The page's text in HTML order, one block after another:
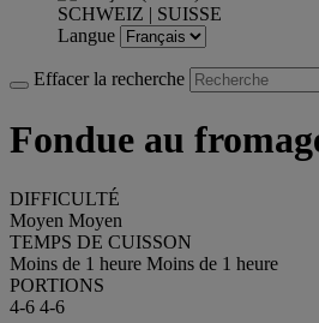
SCHWEIZ | SUISSE
Langue
Effacer la recherche
Fondue au
DIFFICULTÉ
Moyen Moyen
TEMPS DE CUISSON
Moins de 1 heure Moins de 1 heure
PORTIONS
4-6 4-6